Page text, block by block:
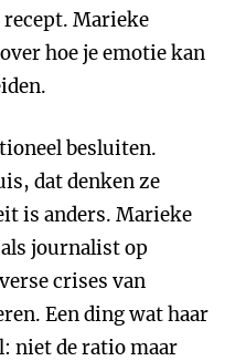
recept. Marieke
hoe je emotie kan
besluiten.
dat denken ze
is anders. Marieke
journalist op
crises van
Een ding wat haar
niet de ratio maar